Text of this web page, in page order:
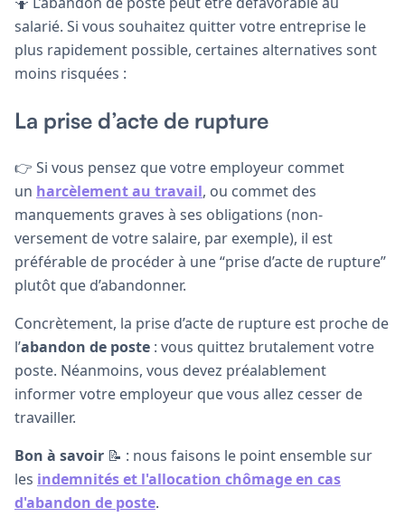
salarié. Si vous souhaitez quitter votre entreprise le
plus rapidement possible, certaines alternatives sont
moins risquées :
La prise d’acte de rupture
👉 Si vous pensez que votre employeur commet
un harcèlement au travail, ou commet des
manquements graves à ses obligations (non-
versement de votre salaire, par exemple), il est
préférable de procéder à une “prise d’acte de rupture”
plutôt que d’abandonner.
Concrètement, la prise d’acte de rupture est proche de
l’abandon de poste : vous quittez brutalement votre
poste. Néanmoins, vous devez préalablement
informer votre employeur que vous allez cesser de
travailler.
Bon à savoir 📝 : nous faisons le point ensemble sur
les indemnités et l'allocation chômage en cas
d'abandon de poste.